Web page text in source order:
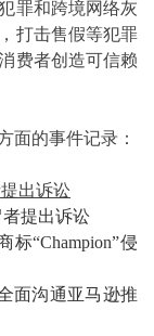
罪和跨境网络灰
打击售假等犯罪
费者创造可信赖
面的事件记录：
出诉讼
者提出诉讼
标“Champion”侵
面沟通亚马逊推